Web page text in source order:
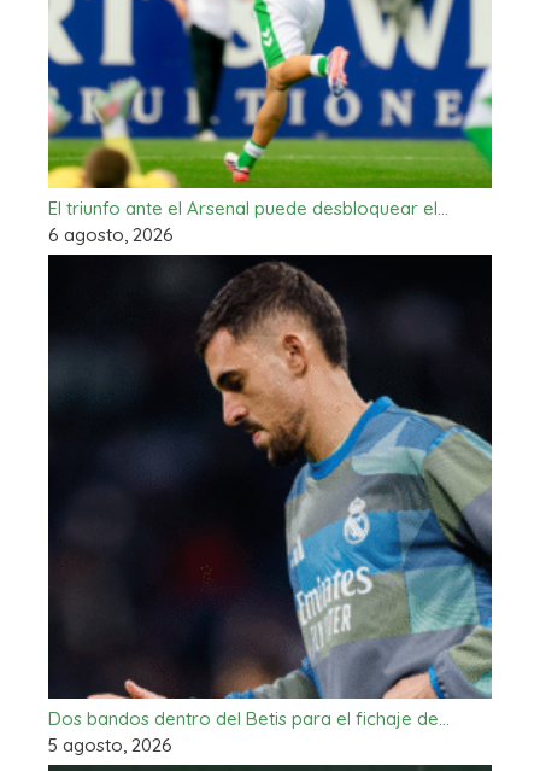
El triunfo ante el Arsenal puede desbloquear el…
6 agosto, 2026
Dos bandos dentro del Betis para el fichaje de…
5 agosto, 2026